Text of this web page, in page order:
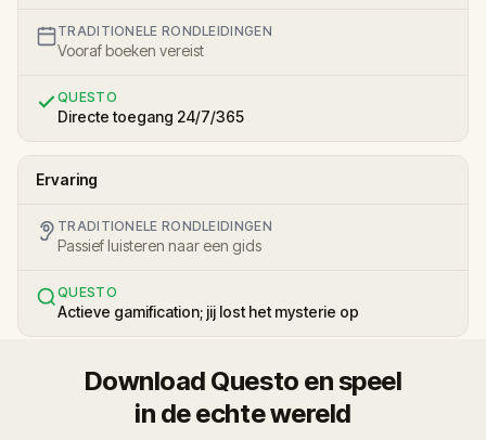
TRADITIONELE RONDLEIDINGEN
Vooraf boeken vereist
QUESTO
Directe toegang 24/7/365
Ervaring
TRADITIONELE RONDLEIDINGEN
Passief luisteren naar een gids
QUESTO
Actieve gamification; jij lost het mysterie op
Download Questo en speel
in de echte wereld